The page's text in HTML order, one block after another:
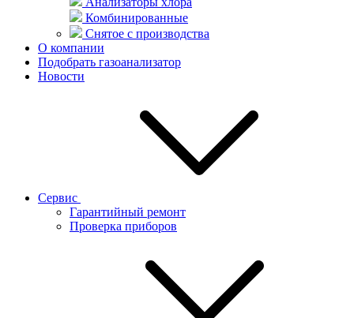
Комбинированные
Снятое с производства
О компании
Подобрать газоанализатор
Новости
Сервис
Гарантийный ремонт
Проверка приборов